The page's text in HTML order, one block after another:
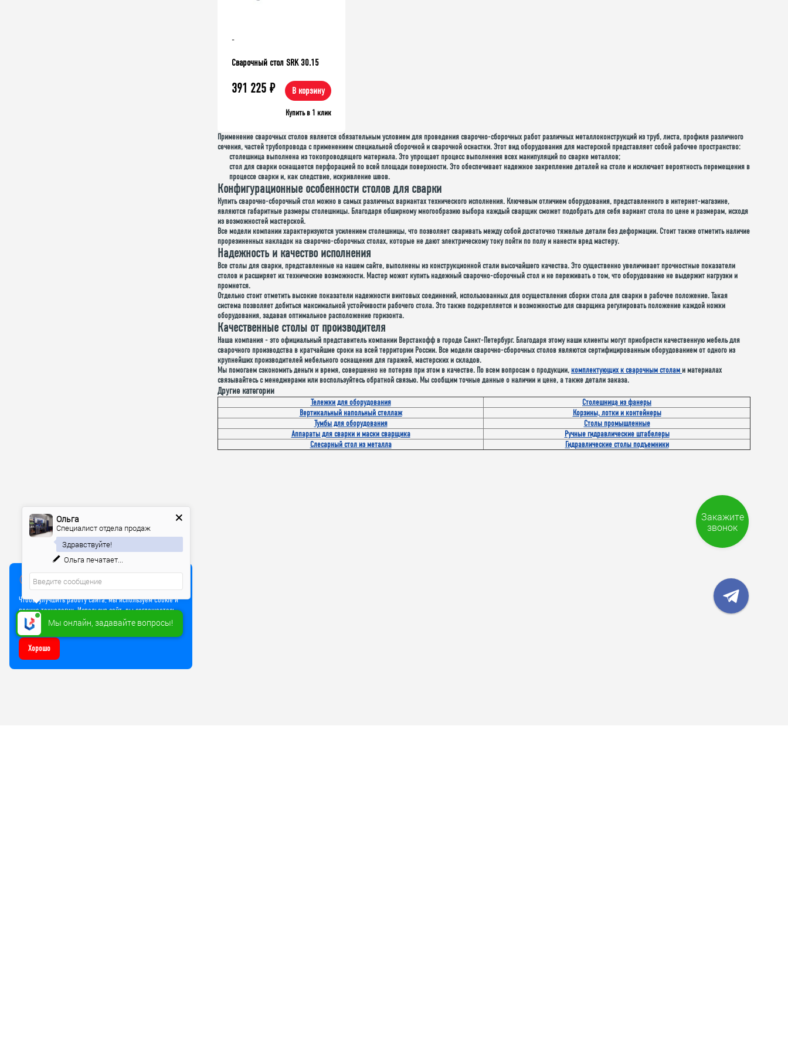
-
Сварочный стол SRK 30.15
391 225 ₽ В корзину
Купить в 1 клик
Применение сварочных столов является обязательным условиемдля проведения сварочно-сборочных работ различных металлоконструкций из труб, листа, профиля различного
сечения, частей трубопровода с применением специальной сборочной и сварочной оснастки.Этот вид оборудования для мастерской представляет собой рабочее пространство:
столешница выполнена из токопроводящего материала. Это упрощает процесс выполнения всех манипуляций по сварке металлов;
стол для сварки оснащается перфорацией по всей площади поверхности. Это обеспечивает надежное закрепление деталей на столе и исключает вероятность перемещения в
процессе сварки и, как следствие, искривление швов.
Конфигурационные особенности столов для сварки
Купить сварочно-сборочный стол можно в самых различных вариантах технического исполнения. Ключевым отличием оборудования, представленного в интернет-магазине,
являются габаритные размеры столешницы. Благодаря обширному многообразию выбора каждый сварщик сможет подобрать для себя вариант стола по цене и размерам, исходя
из возможностей мастерской.
Все модели компании характеризуются усилением столешницы, что позволяет сваривать между собой достаточно тяжелые детали без деформации. Стоит также отметить наличие
прорезиненных накладок на сварочно-сборочных столах, которые не дают электрическому току пойти по полу и нанести вред мастеру.
Надежность и качество исполнения
Все столы для сварки, представленные на нашем сайте, выполнены из конструкционной стали высочайшего качества. Это существенно увеличивает прочностные показатели
столов и расширяет их технические возможности. Мастер может купить надежный сварочно-сборочный стол и не переживать о том, что оборудование не выдержит нагрузки и
промнется.
Отдельно стоит отметить высокие показатели надежности винтовых соединений, использованных для осуществления сборки стола для сварки в рабочее положение. Такая
система позволяет добиться максимальной устойчивости рабочего стола. Это также подкрепляется и возможностью для сварщика регулировать положение каждой ножки
оборудования, задавая оптимальное расположение горизонта.
Качественные столы от производителя
Наша компания - это официальный представитель компании Верстакофф в городе Санкт-Петербург. Благодаря этому наши клиенты могут приобрести качественную мебель для
сварочного производства в кратчайшие сроки на всей территории России. Все модели сварочно-сборочных столов являются сертифицированным оборудованием от одного из
крупнейших производителей мебельного оснащения для гаражей, мастерских и складов.
Мы помогаем сэкономить деньги и время, совершенно не потеряв при этом в качестве. По всем вопросам о продукции,комплектующих к сварочным столами материалах
связывайтесь с менеджерами или воспользуйтесь обратной связью. Мы сообщим точные данные о наличии и цене, а также детали заказа.
Другие категории
Тележки для оборудования
Столешница из фанеры
Вертикальный напольный стеллаж
Корзины, лотки и контейнеры
Тумбы для оборудования
Столы промышленные
Аппараты для сварки и маски сварщика
Ручные гидравлические штабелеры
Слесарный стол из металла
Гидравлические столы подъемники
Мы используем куки
Чтобы улучшить работу сайта, мы используем Cookie и
прочие технологии. Используя сайт, вы соглашаетесь
на обработку файлов Cookie
Хорошо
Закажите
Мы онлайн, задавайте вопросы!
Ольга
Специалист отдела продаж
Здравствуйте!
Ольга печатает...